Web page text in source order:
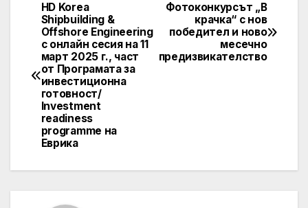
Post
navigation
Фотоконкурсът „В
крачка“ с нов
победител и ново
месечно
предизвикателство
HD Korea
Shipbuilding &
Offshore Engineering
с онлайн сесия на 11
март 2025 г., част
от Програмата за
инвестиционна
готовност/
Investment
readiness
programme на
Еврика